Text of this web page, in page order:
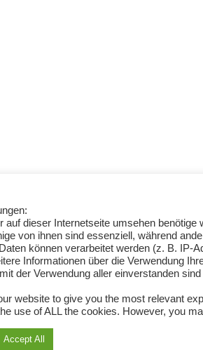
auf dieser Internetseite umsehen
von ihnen sind essenziell, während
können verarbeitet werden (z. B. IP-
Informationen über die Verwendung
der Verwendung aller einverstanden
website to give you the most relevant
use of ALL the cookies. However, you
Accept All